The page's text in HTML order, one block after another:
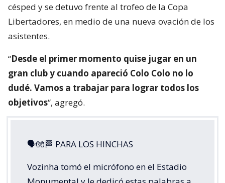
césped y se detuvo frente al trofeo de la Copa
Libertadores, en medio de una nueva ovación de los
asistentes.
“Desde el primer momento quise jugar en un
gran club y cuando apareció Colo Colo no lo
dudé. Vamos a trabajar para lograr todos los
objetivos“, agregó.
🗣🧤🏁 PARA LOS HINCHAS
Vozinha tomó el micrófono en el Estadio